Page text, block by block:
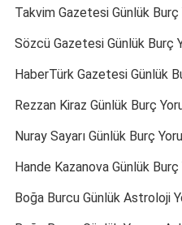
Takvim Gazetesi Günlük Burç
Sözcü Gazetesi Günlük Burç
HaberTürk Gazetesi Günlük
Rezzan Kiraz Günlük Burç
Nuray Sayarı Günlük Burç
Hande Kazanova Günlük Burç
Boğa Burcu Günlük Astroloji